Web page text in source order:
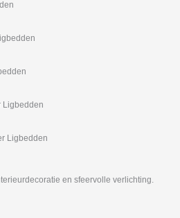
en sfeervolle verlichting.